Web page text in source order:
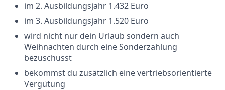
im 2. Ausbildungsjahr 1.432 Euro
im 3. Ausbildungsjahr 1.520 Euro
wird nicht nur dein Urlaub sondern auch
Weihnachten durch eine Sonderzahlung
bezuschusst
bekommst du zusätzlich eine vertriebsorientierte
Vergütung